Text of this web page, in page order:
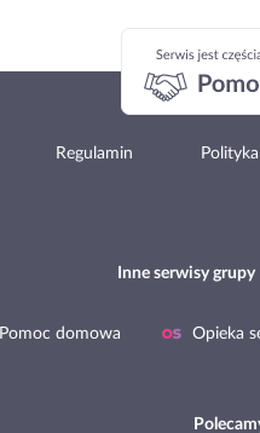
Regulamin
Inne serwisy
Pomoc domowa Opieka